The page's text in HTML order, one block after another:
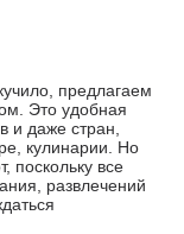
предлагаем
Это удобная
и даже стран,
кулинарии. Но
поскольку все
развлечений